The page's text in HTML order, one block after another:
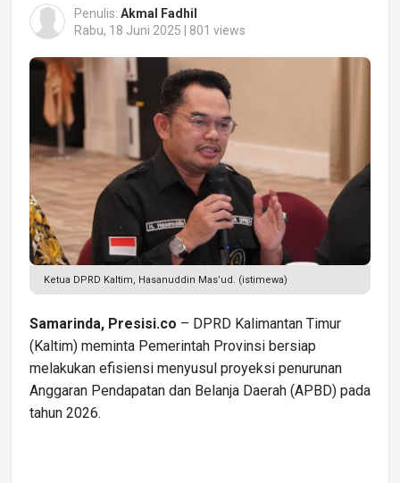
Penulis: Akmal Fadhil
Rabu, 18 Juni 2025 | 801 views
Ketua DPRD Kaltim, Hasanuddin Mas’ud. (istimewa)
Samarinda, Presisi.co – DPRD Kalimantan Timur
(Kaltim) meminta Pemerintah Provinsi bersiap
melakukan efisiensi menyusul proyeksi penurunan
Anggaran Pendapatan dan Belanja Daerah (APBD) pada
tahun 2026.